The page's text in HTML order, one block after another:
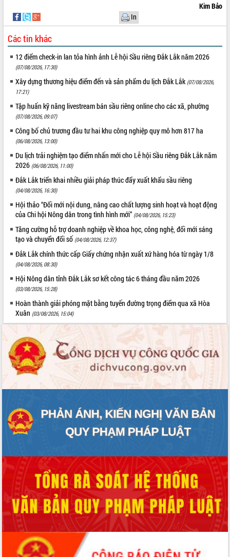
Kim Bảo
In
Các tin khác
12 điểm check-in lan tỏa hình ảnh Lễ hội Sầu riêng Đắk Lắk năm 2026
(07/08/2026, 17:30)
Xây dựng thương hiệu điểm đến và sản phẩm du lịch Đắk Lắk (07/08/2026,
17:21)
Tập huấn kỹ năng livestream bán sầu riêng online cho các xã, phường
(07/08/2026, 09:07)
Công bố chủ trương đầu tư hai khu công nghiệp quy mô hơn 817 ha
(06/08/2026, 13:00)
Du lịch trải nghiệm tạo điểm nhấn mới cho Lễ hội Sầu riêng Đắk Lắk năm
2026 (06/08/2026, 11:00)
Đắk Lắk triển khai nhiều giải pháp thúc đẩy xuất khẩu sầu riêng
(04/08/2026, 16:30)
Hội thảo “Đổi mới nội dung, nâng cao chất lượng sinh hoạt và hoạt động
của Chi hội Nông dân trong tình hình mới” (04/08/2026, 15:23)
Tăng cường hỗ trợ doanh nghiệp về khoa học, công nghệ, đổi mới sáng
tạo và chuyển đổi số (04/08/2026, 12:37)
Đắk Lắk chính thức cấp Giấy chứng nhận xuất xứ hàng hóa từ ngày 1/8
(04/08/2026, 08:30)
Hội Nông dân tỉnh Đắk Lắk sơ kết công tác 6 tháng đầu năm 2026
(03/08/2026, 15:28)
Hoàn thành giải phóng mặt bằng tuyến đường trọng điểm qua xã Hòa
Xuân (03/08/2026, 15:04)